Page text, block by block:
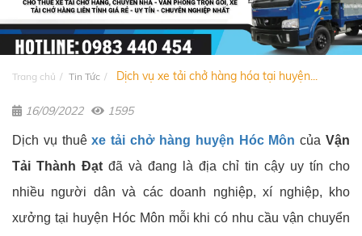
Trang chủ Tin Tức Dịch vụ xe tải chở hàng hóa tại huyện...
16/09/2022 1595
Dịch vụ thuêxe tải chở hàng huyện Hóc Môn củaVận
Tải Thành Đạt đã và đang là địa chỉ tin cậy uy tín cho
nhiều người dân và các doanh nghiệp, xí nghiệp, kho
xưởng tại huyện Hóc Môn mỗi khi có nhu cầu vận chuyển